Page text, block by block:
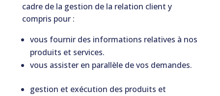
cadre de la gestion de la relation client y
compris pour :
vous fournir des informations relatives à nos
produits et services.
vous assister en parallèle de vos demandes.
gestion et exécution des produits et